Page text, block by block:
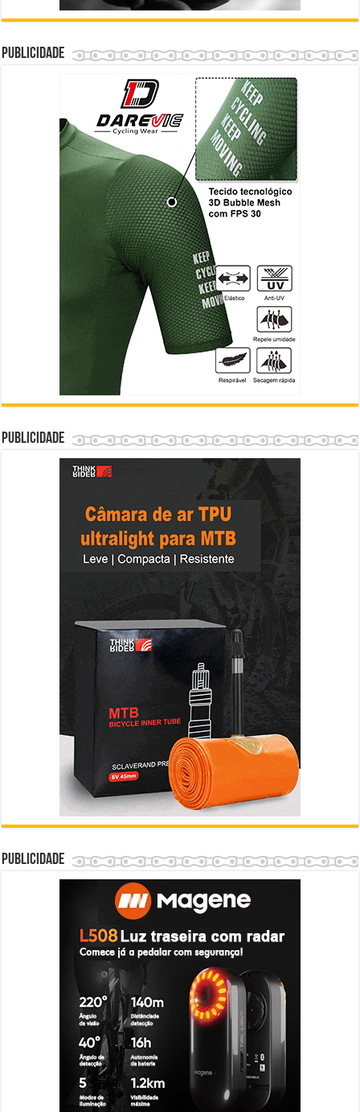
Publicidade
Publicidade
Publicidade